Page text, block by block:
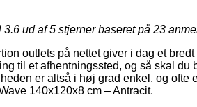
3.6 ud af 5 stjerner baseret på 23
outlets på nettet giver i dag et
til et afhentningssted, og så skal
er altså i høj grad enkel, og
140x120x8 cm – Antracit.